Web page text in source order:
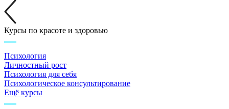
Курсы по красоте и здоровью
Психология
Личностный рост
Психология для себя
Психологическое консультирование
Ещё курсы